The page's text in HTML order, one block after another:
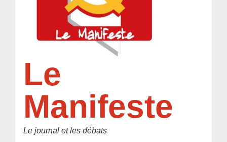
Le
Manifeste
Le journal et les débats